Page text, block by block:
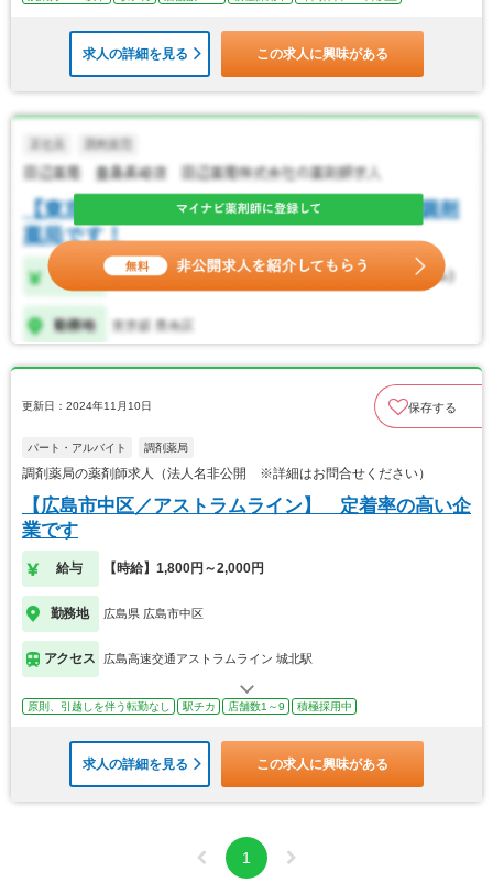
求人の詳細を見る この求人に興味がある
更新日：2024年11月10日 保存する
パート・アルバイト 調剤薬局
調剤薬局の薬剤師求人（法人名非公開 ※詳細はお問合せください）
【広島市中区／アストラムライン】 定着率の高い企
業です
給与 【時給】1,800円～2,000円
勤務地 広島県 広島市中区
アクセス 広島高速交通アストラムライン 城北駅
原則、引越しを伴う転勤なし 駅チカ 店舗数1～9 積極採用中
求人の詳細を見る この求人に興味がある
1